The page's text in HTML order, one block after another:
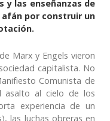
y las enseñanzas de
por construir un
Marx y Engels vieron
capitalista. No
Comunista de
asalto al cielo de los
experiencia de un
las luchas obreras en